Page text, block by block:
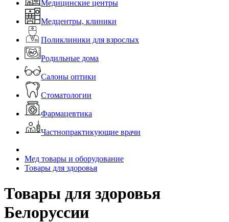
Медицинские центры
Медцентры, клиники
Поликлиники для взрослых
Родильные дома
Салоны оптики
Стоматологии
Фармацевтика
Частнопрактикующие врачи
Мед товары и оборудование
Товары для здоровья
Товары для здоровья
Белоруссии